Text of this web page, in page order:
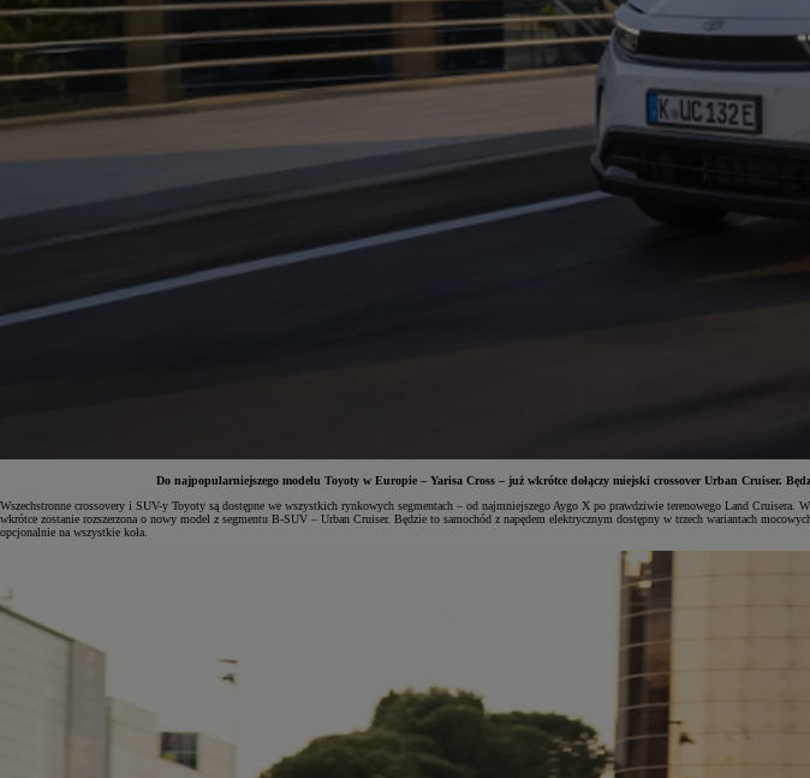
Od 81 900 zł
Do najpopularniejszego modelu Toyoty w Europie – Yarisa Cross – już wkrótce dołączy miejski crossover Urban Cruiser.
Wszechstronne crossovery i SUV-y Toyoty są dostępne we wszystkich rynkowych segmentach – od najmniejszego Aygo X po prawdziwie terenowego Land
wkrótce zostanie rozszerzona o nowy model z segmentu B-SUV – Urban Cruiser. Będzie to samochód z napędem elektrycznym dostępny w trzech wariantach
opcjonalnie na wszystkie koła.